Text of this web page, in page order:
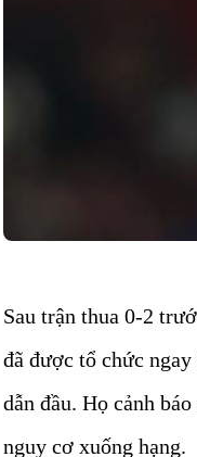
Sau trận thua 0-2
đã được tổ chức
dẫn đầu. Họ cảnh
nguy cơ xuống hạng.